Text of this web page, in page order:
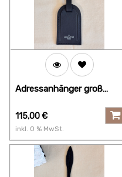
Adressanhänger groß
115,00€
inkl. 0 % MwSt.